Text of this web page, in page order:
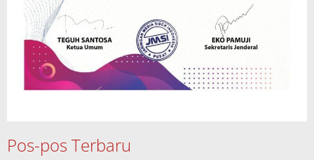
Pos-pos Terbaru